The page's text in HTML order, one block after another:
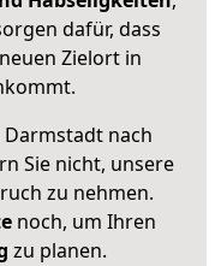
dafür, dass
Zielort in
Darmstadt nach
Sie nicht, unsere
zu nehmen.
noch, um Ihren
zu planen.